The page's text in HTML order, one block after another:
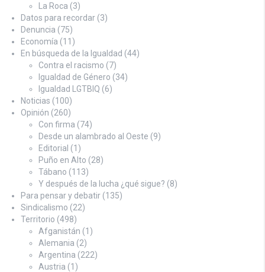
La Roca (3)
Datos para recordar (3)
Denuncia (75)
Economía (11)
En búsqueda de la Igualdad (44)
Contra el racismo (7)
Igualdad de Género (34)
Igualdad LGTBIQ (6)
Noticias (100)
Opinión (260)
Con firma (74)
Desde un alambrado al Oeste (9)
Editorial (1)
Puño en Alto (28)
Tábano (113)
Y después de la lucha ¿qué sigue? (8)
Para pensar y debatir (135)
Sindicalismo (22)
Territorio (498)
Afganistán (1)
Alemania (2)
Argentina (222)
Austria (1)